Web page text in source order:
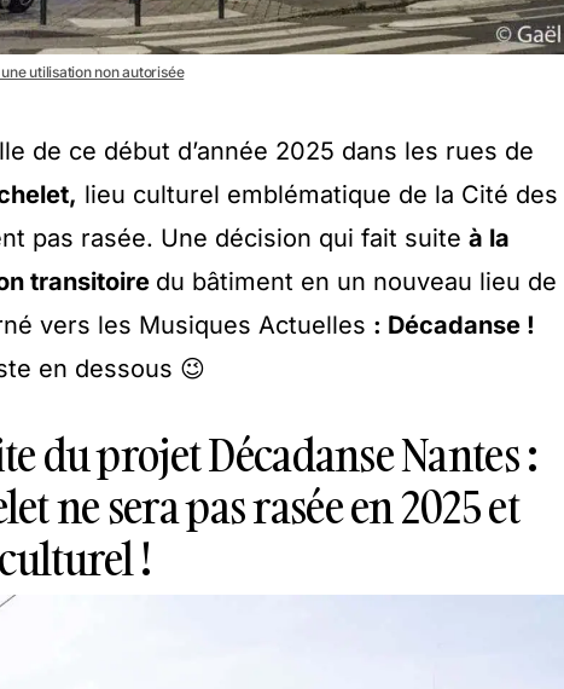
utilisation non autorisée
de ce début d’année 2025 dans les rues de
lieu culturel emblématique de la Cité des
pas rasée. Une décision qui fait suite à la
transitoire du bâtiment en un nouveau lieu de
vers les Musiques Actuelles : Décadanse !
en dessous 😉
du projet Décadanse Nantes :
ne sera pas rasée en 2025 et
!